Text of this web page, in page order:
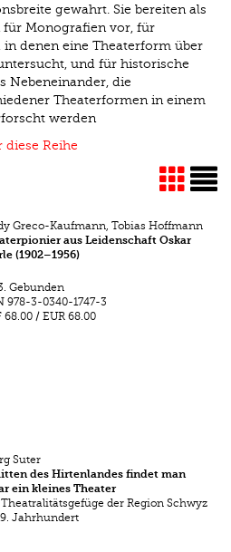
gewahrt. Sie bereiten als
für Monografien vor, für
denen eine Theaterform über
und für historische
Nebeneinander, die
Theaterformen in einem
werden
diese Reihe
Greco-Kaufmann, Tobias Hoffmann
aus Leidenschaft Oskar
(1902–1956)
Gebunden
978-3-0340-1747-3
68.00 /EUR 68.00
Suter
des Hirtenlandes findet man
ein kleines Theater
Theatralitätsgefüge der Region Schwyz
Jahrhundert